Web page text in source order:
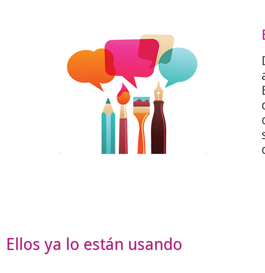
Ellos ya lo están usando